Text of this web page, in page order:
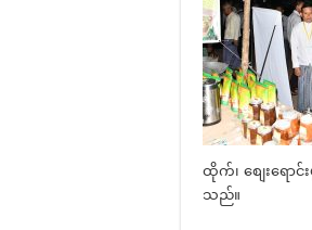
ထိုက်၊ စျေးရော
သည်။